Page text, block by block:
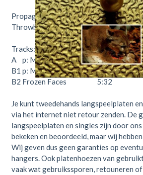
Propaganda – p: Machinery (Polish).
Throwback Vintage Hifi & Vinyl.
Tracks:
A
p: Machinery (Polish) 9:20
B1 p: Machinery (Passive)3:45
B2 Frozen Faces 5:32
Je kunt tweedehands langspeelplaten
via het internet niet retour zenden. De
langspeelplaten en singles zijn door
bekeken en beoordeeld, maar wij
Wij geven dus geen garanties op
hangers. Ook platenhoezen van
vaak wat gebruikssporen, retouneren